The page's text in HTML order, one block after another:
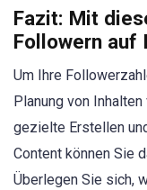
Fazit: Mit
Followern auf
Um Ihre
Planung von
gezielte Erstellen
Content können Sie
Überlegen Sie sich,